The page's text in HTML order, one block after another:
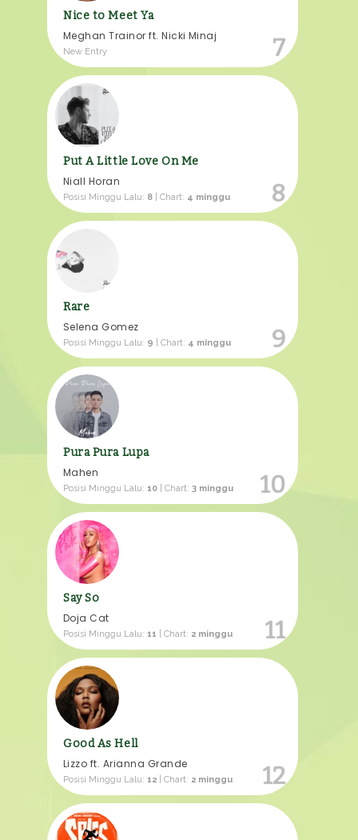
Nice to Meet Ya
Meghan Trainor ft. Nicki Minaj
New Entry 7
Put A Little Love On Me
Niall Horan
Posisi Minggu Lalu: 8 | Chart: 4 minggu 8
Rare
Selena Gomez
Posisi Minggu Lalu: 9 | Chart: 4 minggu 9
Pura Pura Lupa
Mahen
Posisi Minggu Lalu: 10 | Chart: 3 minggu 10
Say So
Doja Cat
Posisi Minggu Lalu: 11 | Chart: 2 minggu 11
Good As Hell
Lizzo ft. Arianna Grande
Posisi Minggu Lalu: 12 | Chart: 2 minggu 12